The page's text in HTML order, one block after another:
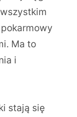
Ma to
i
stają się